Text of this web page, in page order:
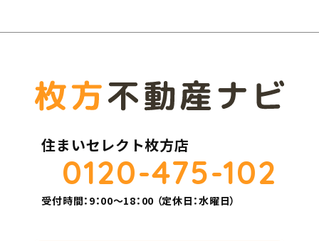
住まいセレクト枚方店
0120-475-102
受付時間：9：00～18：00 （定休日：水曜日）